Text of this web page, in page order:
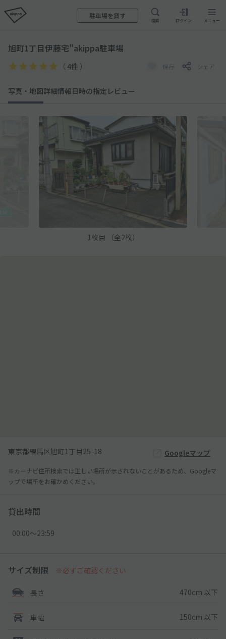
駐車場を貸す
検索 ログイン メニュー
旭町1丁目伊藤宅"akippa駐車場
（ 4件 ） 保存 シェア
写真・地図詳細情報日時の指定 レビュー
1 枚目 （全2枚）
東京都練馬区旭町1丁目25-18 Googleマップ
※カーナビ住所検索では正しい場所が示されないことがあるため、Googleマ
ップで場所をお確かめください。
貸出時間
00:00〜23:59
サイズ制限 ※必ずご確認ください
長さ 470cm 以下
車幅 150cm 以下